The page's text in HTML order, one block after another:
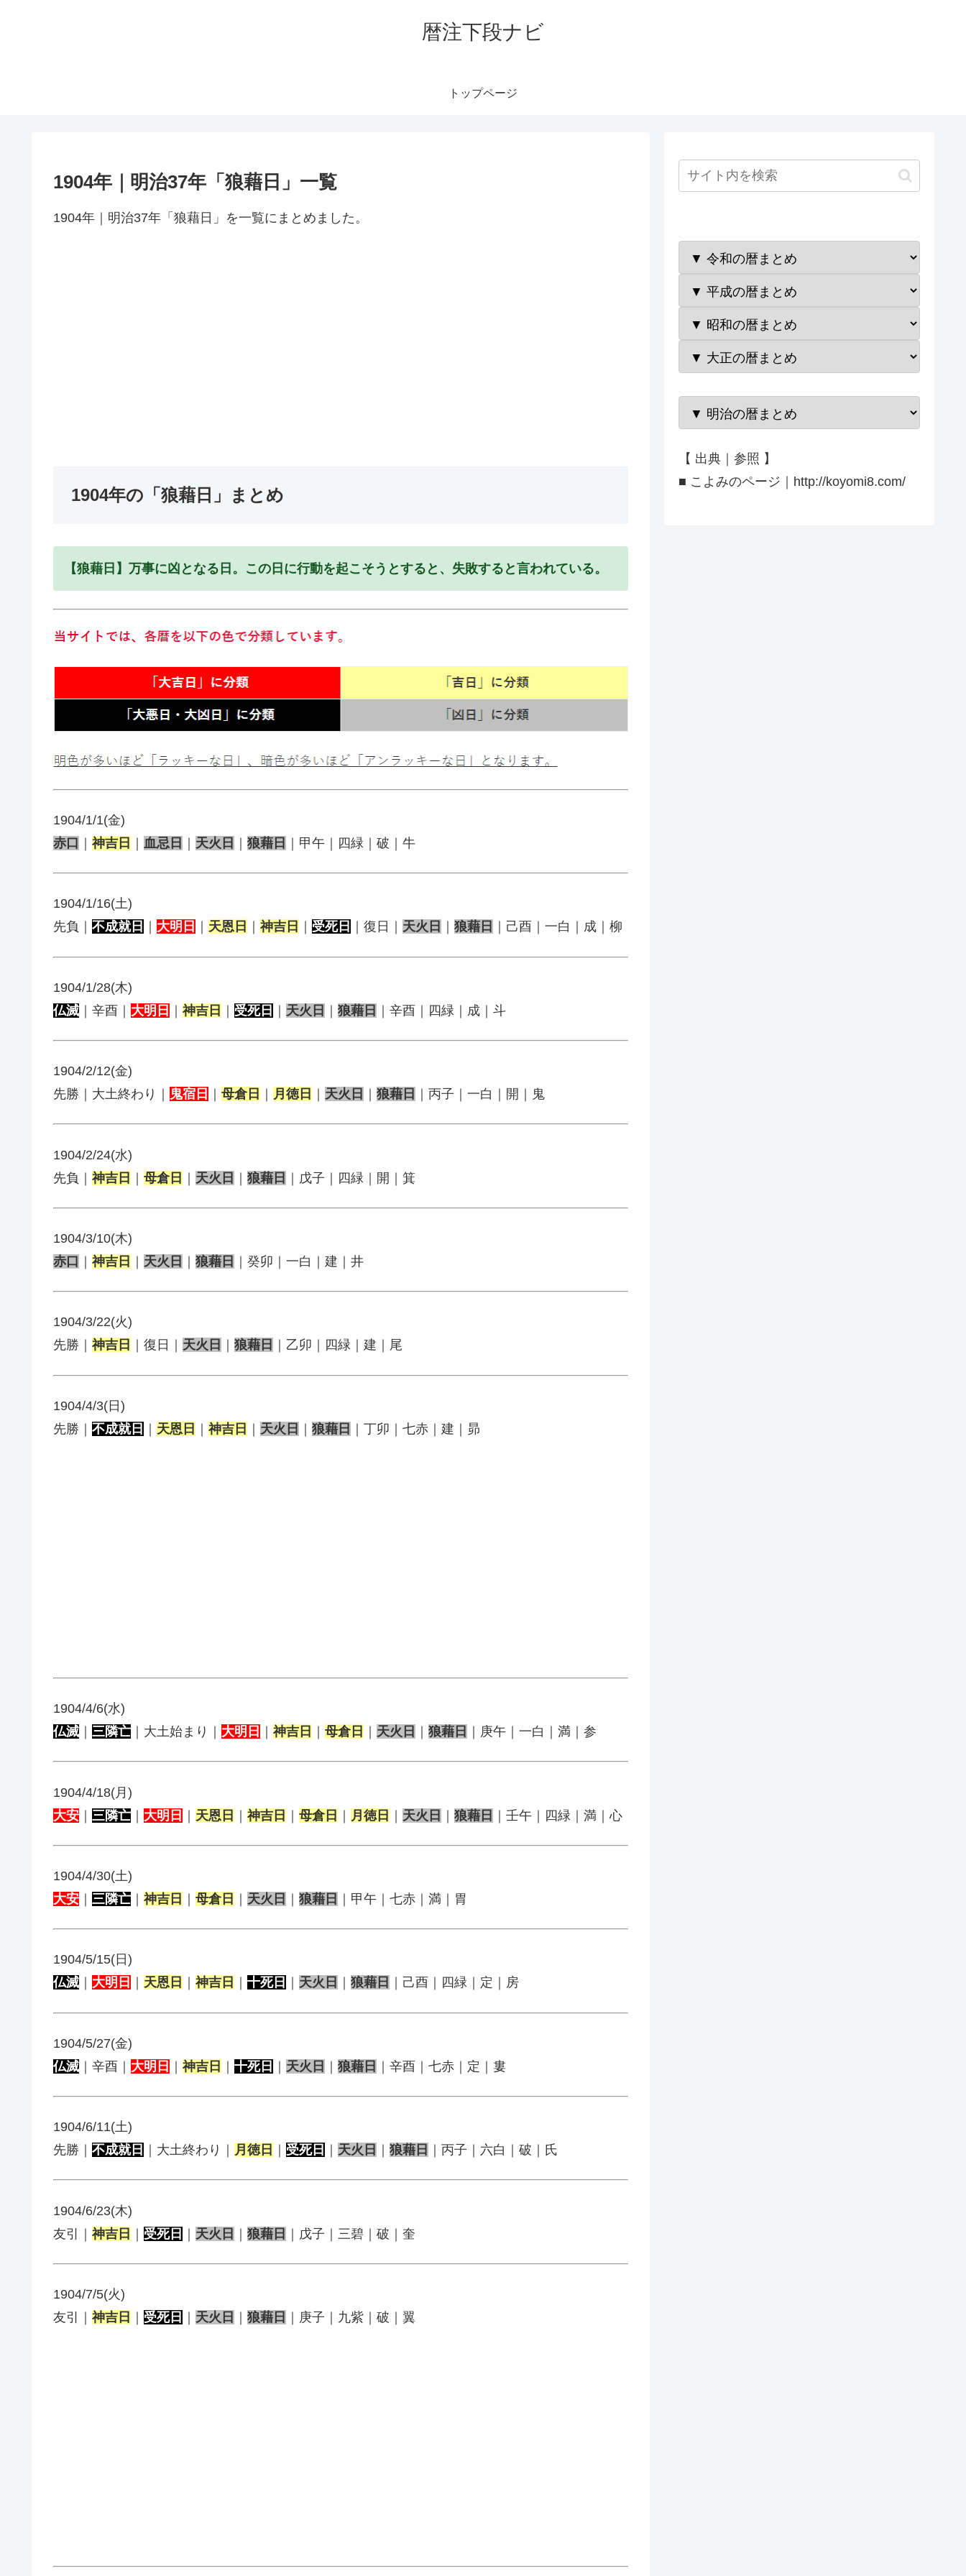
暦注下段ナビ
トップページ
1904年｜明治37年「狼藉日」一覧
1904年｜明治37年「狼藉日」を一覧にまとめました。
1904年の「狼藉日」まとめ
【狼藉日】万事に凶となる日。この日に行動を起こそうとすると、失敗すると言われている。
1904/1/1(金)
赤口
神吉日 血忌日 天火日 狼藉日 ｜甲午｜四緑｜破｜牛
1904/1/16(土)
先負｜ 不成就日 大明日 天恩日 神吉日 受死日 ｜復日｜ 天火日 狼藉日 ｜己酉｜一白｜成｜柳
1904/1/28(木)
仏滅 ｜辛酉｜ 大明日 ｜ 神吉日 ｜ 受死日 ｜ 天火日 ｜ 狼藉日 ｜辛酉｜四緑｜成｜斗
1904/2/12(金)
先勝｜大土終わり｜ 鬼宿日 母倉日 月徳日 天火日 狼藉日 ｜丙子｜一白｜開｜鬼
1904/2/24(水)
先負｜ 神吉日 ｜ 母倉日 ｜ 天火日 ｜ 狼藉日 ｜戊子｜四緑｜開｜箕
1904/3/10(木)
赤口 ｜ 神吉日 ｜ 天火日 ｜ 狼藉日 ｜癸卯｜一白｜建｜井
1904/3/22(火)
先勝｜ 神吉日 ｜復日｜ 天火日 狼藉日 ｜乙卯｜四緑｜建｜尾
1904/4/3(日)
先勝｜ 不成就日 ｜ 天恩日 ｜ 神吉日 ｜ 天火日 ｜ 狼藉日 ｜丁卯｜七赤｜建｜昴
1904/4/6(水)
仏滅
三隣亡 ｜大土始まり｜ 大明日 神吉日 母倉日 天火日 狼藉日 ｜庚午｜一白｜満｜参
1904/4/18(月)
大安 ｜ 三隣亡 ｜ 大明日 ｜ 天恩日 ｜ 神吉日 ｜ 母倉日 ｜ 月徳日 ｜ 天火日 ｜ 狼藉日 ｜壬午｜四緑｜満｜心
1904/4/30(土)
大安
三隣亡 神吉日 母倉日 天火日 狼藉日 ｜甲午｜七赤｜満｜胃
1904/5/15(日)
仏滅
大明日 天恩日 神吉日 十死日 天火日 狼藉日 ｜己酉｜四緑｜定｜房
1904/5/27(金)
仏滅 ｜辛酉｜ 大明日 ｜ 神吉日 ｜ 十死日 ｜ 天火日 ｜ 狼藉日 ｜辛酉｜七赤｜定｜婁
1904/6/11(土)
先勝｜ 不成就日 ｜大土終わり｜ 月徳日 受死日 天火日 狼藉日 ｜丙子｜六白｜破｜氏
1904/6/23(木)
友引｜ 神吉日 ｜ 受死日 ｜ 天火日 ｜ 狼藉日 ｜戊子｜三碧｜破｜奎
1904/7/5(火)
友引｜ 神吉日 ｜ 受死日 ｜ 天火日 ｜ 狼藉日 ｜庚子｜九紫｜破｜翼
【 出典｜参照 】
■ こよみのページ｜http://koyomi8.com/